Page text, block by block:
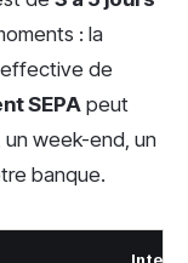
: la
effective de
SEPApeut
un week-end, un
banque.